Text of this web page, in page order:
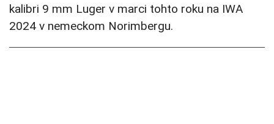
kalibri 9 mm Luger v marci tohto roku na IWA
2024 v nemeckom Norimbergu.